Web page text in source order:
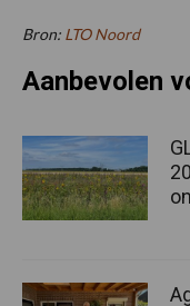
Bron: LTO Noord
Aanbevolen